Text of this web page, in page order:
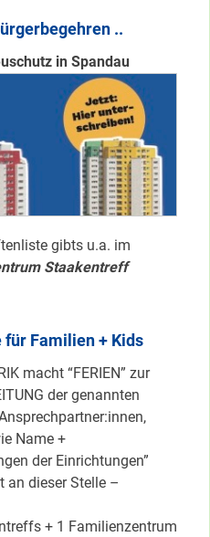
..
in Spandau
gibts u.a. im
Staakentreff
für Familien + Kids
macht “FERIEN” zur
der genannten
Name +
der Einrichtungen”
an dieser Stelle –
+ 1 Familienzentrum
Immer
sauber
Look für’s
im
unterwegs …
Register-
in